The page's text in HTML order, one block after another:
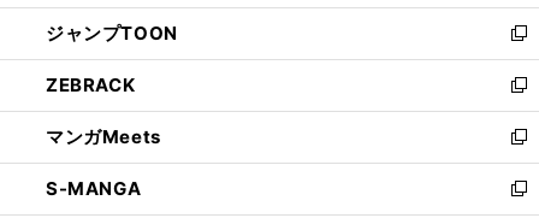
開
く
ウ
で
開
く
ン
ド
ウ
で
開
く
ウ
ィ
ン
ド
ウ
で
開
く
し
い
ウ
ィ
ン
ド
ウ
で
ジャンプTOON
新
し
い
ウ
ィ
ン
ド
ZEBRACK
新
し
い
ウ
ィ
マンガMeets
新
し
い
S-MANGA
新